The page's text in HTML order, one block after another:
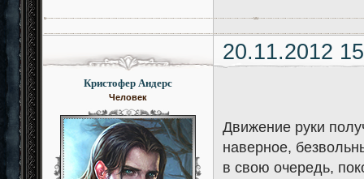
20.11.2012
Кристофер Андерс
Человек
Движение руки
наверное,
в свою очередь,